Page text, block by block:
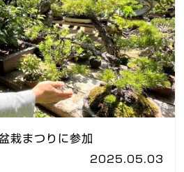
栽まつりに参加
2025.05.03